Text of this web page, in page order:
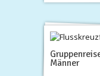
Männer